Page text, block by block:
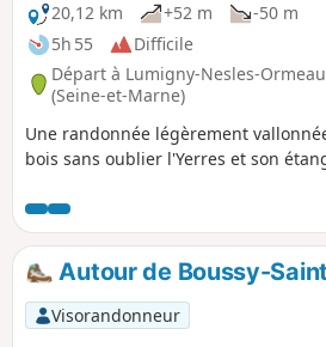
20,12 km
+52 m
-50 m
5h 55
Difficile
Départ à Lumigny-Nesles-
(Seine-et-Marne)
Une randonnée légèrement
bois sans oublier l'Yerres et son
Autour de Boussy-
Visorandonneur